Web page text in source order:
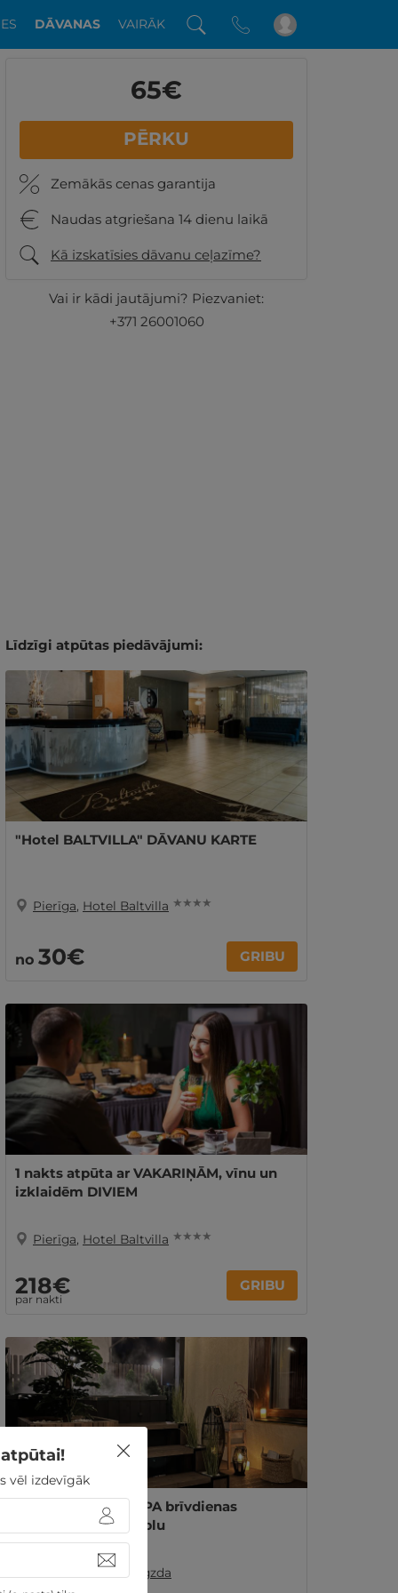
DĀVANAS VAIRĀK
65€
PĒRKU
Zemākās cenas garantija
Naudas atgriešana 14 dienu laikā
Kā izskatīsies dāvanu ceļazīme?
Vai ir kādi jautājumi? Piezvaniet:
+371 26001060
Līdzīgi atpūtas piedāvājumi:
"Hotel BALTVILLA" DĀVANU KARTE
Pierīga, Hotel Baltvilla ★ ★ ★ ★
no 30€ GRIBU
1 nakts atpūta ar VAKARIŅĀM, vīnu un
izklaidēm DIVIEM
Pierīga, Hotel Baltvilla ★ ★ ★ ★
218€
par nakti
GRIBU
Rāmas ĢIMENES SPA brīvdienas
Baltezerā ar āra kublu
Vanaga Ligzda
vēl izdevīgāk